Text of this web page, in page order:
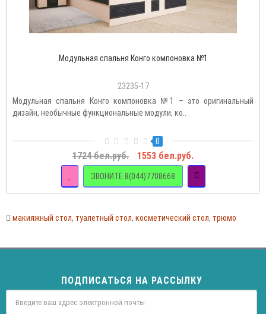
Модульная спальня Конго компоновка №1
23235-17
Модульная спальня Конго компоновка №1 – это оригинальный
дизайн, необычные функциональные модули, ко..
0
1724 бел.руб. 1553 бел.руб.
ЗВОНИТЕ 8(044)7708668
макияжный стол, туалетный стол, косметический стол, трюмо
ПОДПИСАТЬСЯ НА РАССЫЛКУ